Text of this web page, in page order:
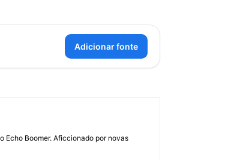
Adicionar fonte
Echo Boomer. Aficcionado por novas